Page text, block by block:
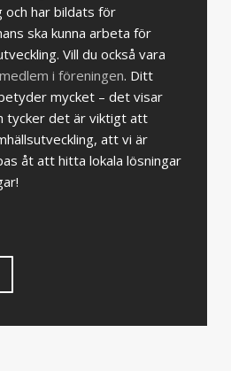
och har bildats för
ska kunna arbeta för
Vill du också vara
i föreningen. Ditt
mycket – det visar
tycker det är viktigt att
att vi är
åt att hitta lokala lösningar